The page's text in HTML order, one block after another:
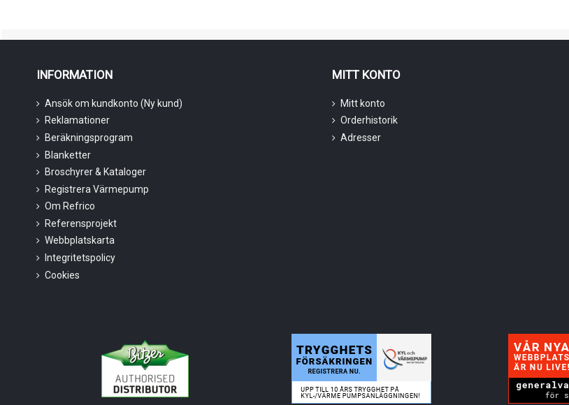
INFORMATION
Ansök om kundkonto (Ny kund)
Reklamationer
Beräkningsprogram
Blanketter
Broschyrer & Kataloger
Registrera Värmepump
Om Refrico
Referensprojekt
Webbplatskarta
Integritetspolicy
Cookies
MITT KONTO
Mitt konto
Orderhistorik
Adresser